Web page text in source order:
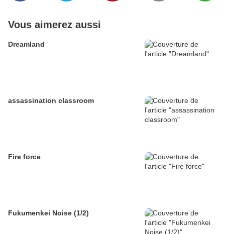
Vous aimerez aussi
Dreamland
assassination classroom
Fire force
Fukumenkei Noise (1/2)